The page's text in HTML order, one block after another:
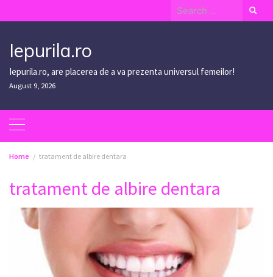
to
Search
for:
Iepurila.ro
Iepurila.ro, are placerea de a va prezenta universul femeilor!
August 9, 2026
Home tratament de albire dentara
tratament de albire dentara